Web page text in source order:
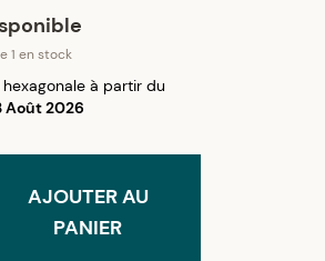
1 en stock
à partir du
Août 2026
AJOUTER AU
PANIER